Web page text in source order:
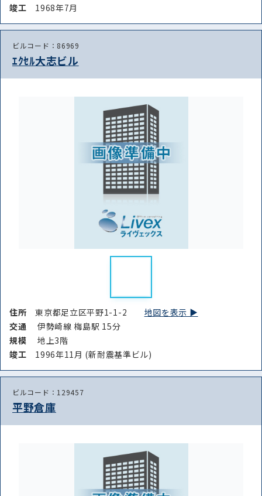
竣⼯ 1968年7月
ビルコード：86969
ｴｸｾﾙ大志ビル
住所東京都足立区平野1-1-2 地図を表示 ▶︎
交通
伊勢崎線 梅島駅 15分
規模
地上3階
竣⼯ 1996年11月 (新耐震基準ビル)
ビルコード：129457
平野倉庫